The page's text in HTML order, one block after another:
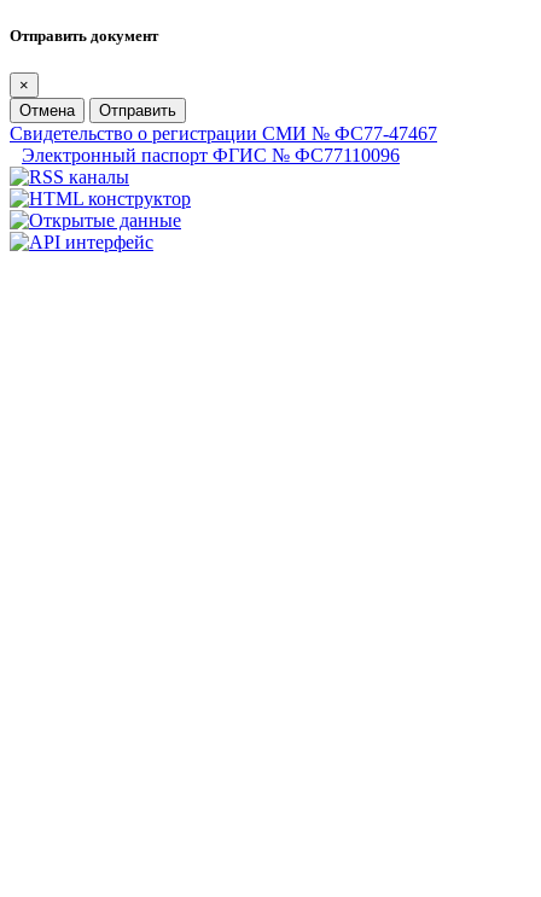
Отправить документ
×
Отмена
Отправить
Свидетельство о регистрации СМИ № ФС77-47467
Электронный паспорт ФГИС № ФС77110096